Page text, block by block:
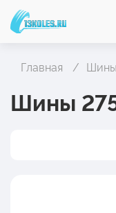
Главная
Шины